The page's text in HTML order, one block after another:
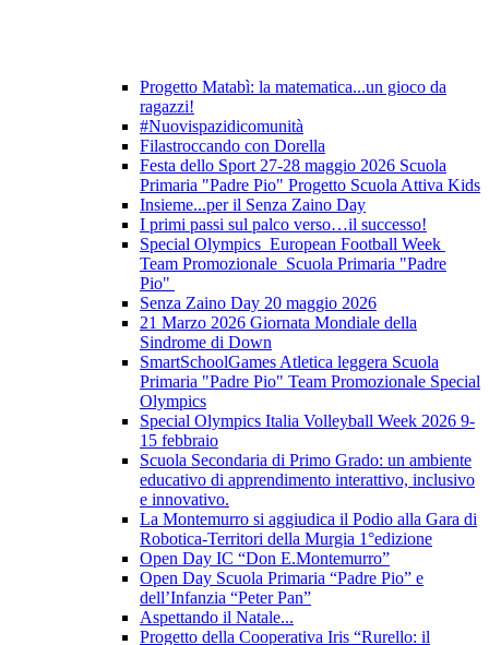
Progetto Matabì: la matematica...un gioco da
ragazzi!
#Nuovispazidicomunità
Filastroccando con Dorella
Festa dello Sport 27-28 maggio 2026 Scuola
Primaria "Padre Pio" Progetto Scuola Attiva Kids
Insieme...per il Senza Zaino Day
I primi passi sul palco verso…il successo!
Special Olympics European Football Week
Team Promozionale Scuola Primaria "Padre
Pio"
Senza Zaino Day 20 maggio 2026
21 Marzo 2026 Giornata Mondiale della
Sindrome di Down
SmartSchoolGames Atletica leggera Scuola
Primaria "Padre Pio" Team Promozionale Special
Olympics
Special Olympics Italia Volleyball Week 2026 9-
15 febbraio
Scuola Secondaria di Primo Grado: un ambiente
educativo di apprendimento interattivo, inclusivo
e innovativo.
La Montemurro si aggiudica il Podio alla Gara di
Robotica-Territori della Murgia 1°edizione
Open Day IC “Don E.Montemurro”
Open Day Scuola Primaria “Padre Pio” e
dell’Infanzia “Peter Pan”
Aspettando il Natale...
Progetto della Cooperativa Iris “Rurello: il